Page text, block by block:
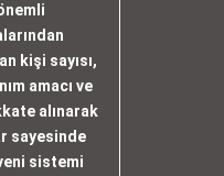
kişi sayısı,
amacı ve
alınarak
sayesinde
sistemi